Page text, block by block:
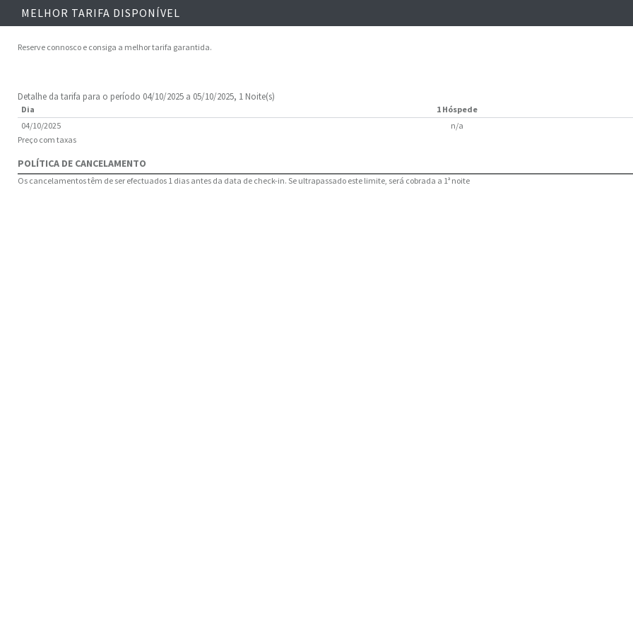
MELHOR TARIFA DISPONÍVEL
Reserve connosco e consiga a melhor tarifa garantida.
Detalhe da tarifa para o período 04/10/2025 a 05/10/2025, 1 Noite(s)
Dia 1 Hóspede
04/10/2025
n/a
Preço com taxas
POLÍTICA DE CANCELAMENTO
Os cancelamentos têm de ser efectuados 1 dias antes da data de check-in. Se ultrapassado este limite, será cobrada a 1ª noite